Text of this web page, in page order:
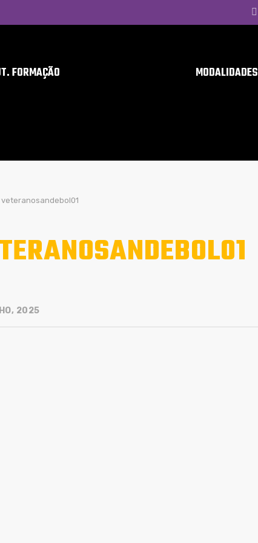
FORMAÇÃO MODALIDADES
veteranosandebol01
2025